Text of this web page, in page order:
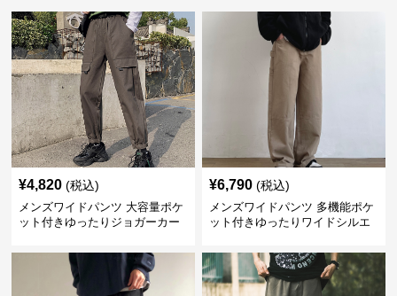
¥4,820 (税込)
メンズワイドパンツ 大容量ポケ
ット付きゆったりジョガーカー
¥6,790 (税込)
メンズワイドパンツ 多機能ポケ
ット付きゆったりワイドシルエ